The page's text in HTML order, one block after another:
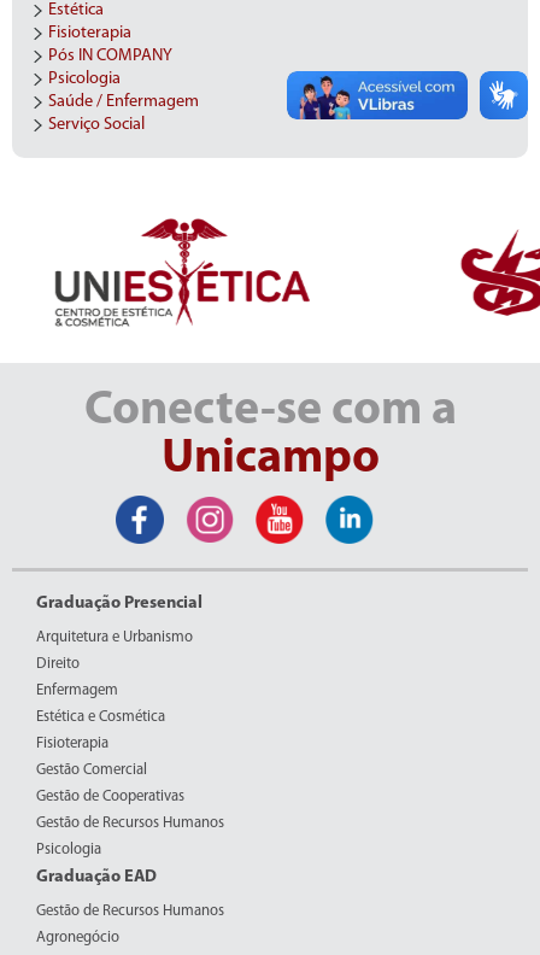
Estética
Fisioterapia
Pós IN COMPANY
Psicologia
Saúde / Enfermagem
Serviço Social
Conecte-se com a
Unicampo
Graduação Presencial
Arquitetura e Urbanismo
Direito
Enfermagem
Estética e Cosmética
Fisioterapia
Gestão Comercial
Gestão de Cooperativas
Gestão de Recursos Humanos
Psicologia
Graduação EAD
Gestão de Recursos Humanos
Agronegócio